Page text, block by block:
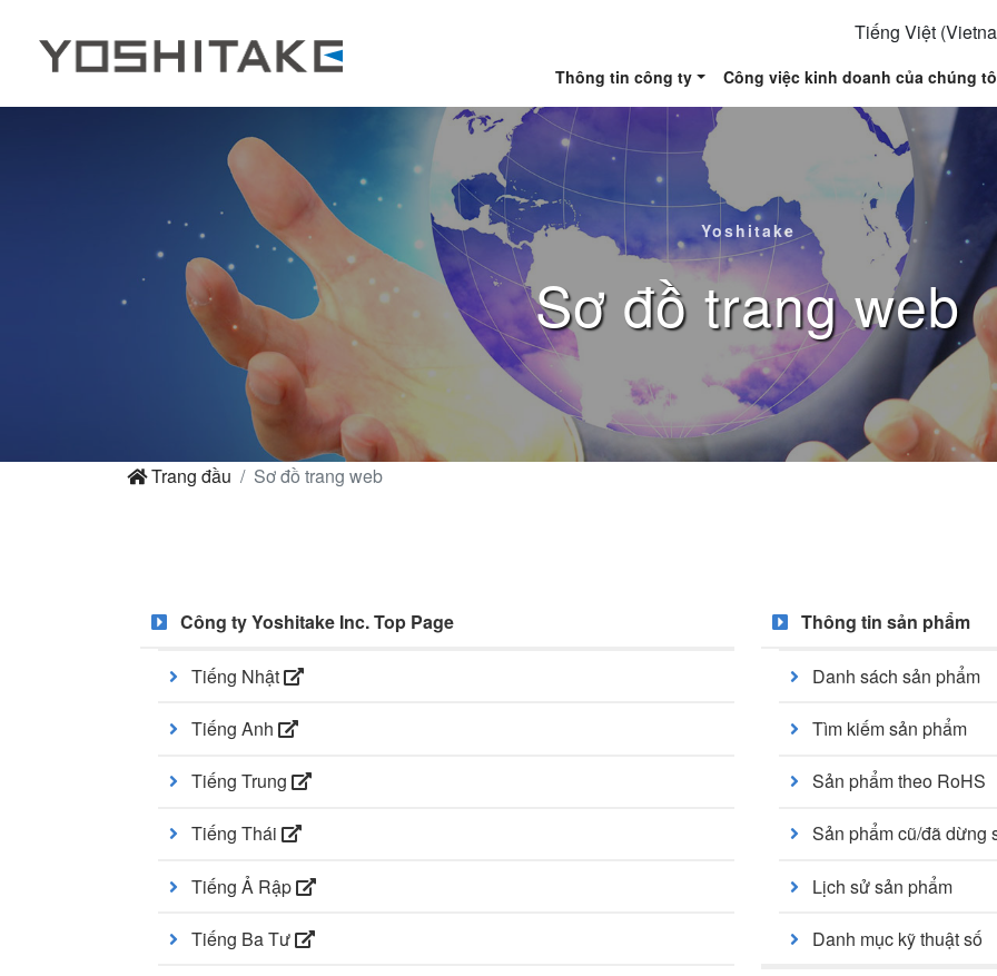
Tiếng Việt
Thông tin công ty Công việc kinh doanh của chúng
Yoshitake
Sơ đồ trang web
Trang đầu Sơ đồ trang web
Công ty Yoshitake Inc. Top Page
Tiếng Nhật
Tiếng Anh
Tiếng Trung
Tiếng Thái
Tiếng Ả Rập
Tiếng Ba Tư
Thông tin sản phẩm
Danh sách sản phẩm
Tìm kiếm sản phẩm
Sản phẩm theo RoHS
Sản phẩm cũ/đã dừng
Lịch sử sản phẩm
Danh mục kỹ thuật số